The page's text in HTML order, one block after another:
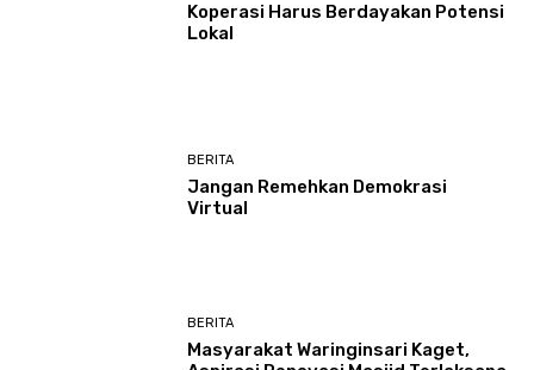
Koperasi Harus Berdayakan Potensi
Lokal
BERITA
Jangan Remehkan Demokrasi
Virtual
BERITA
Masyarakat Waringinsari Kaget,